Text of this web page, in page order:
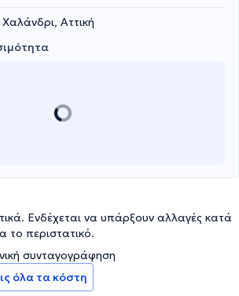
Αττική
Ενδέχεται να υπάρξουν αλλαγές κατά
το περιστατικό.
συνταγογράφηση
όλα τα κόστη